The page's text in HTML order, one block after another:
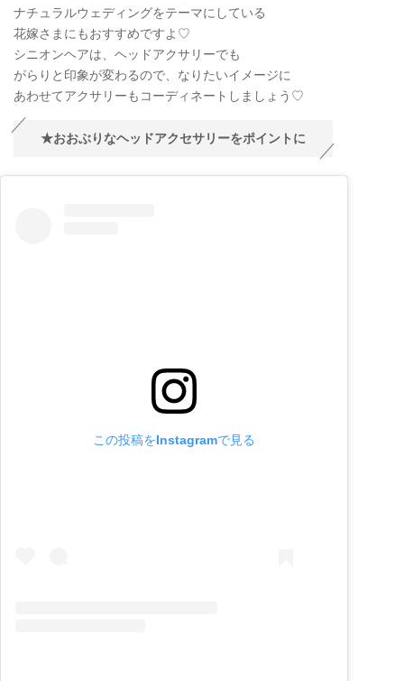
ナチュラルウェディングをテーマにしている
花嫁さまにもおすすめですよ♡
シニオンヘアは、ヘッドアクサリーでも
がらりと印象が変わるので、なりたいイメージに
あわせてアクサリーもコーディネートしましょう♡
★おおぶりなヘッドアクセサリーをポイントに
この投稿をInstagramで見る